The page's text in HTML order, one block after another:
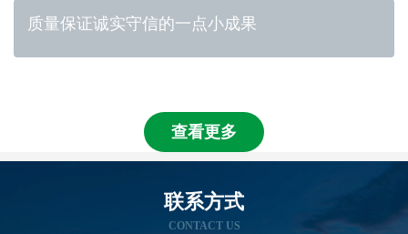
质量保证诚实守信的一点小成果
查看更多
联系方式
CONTACT US